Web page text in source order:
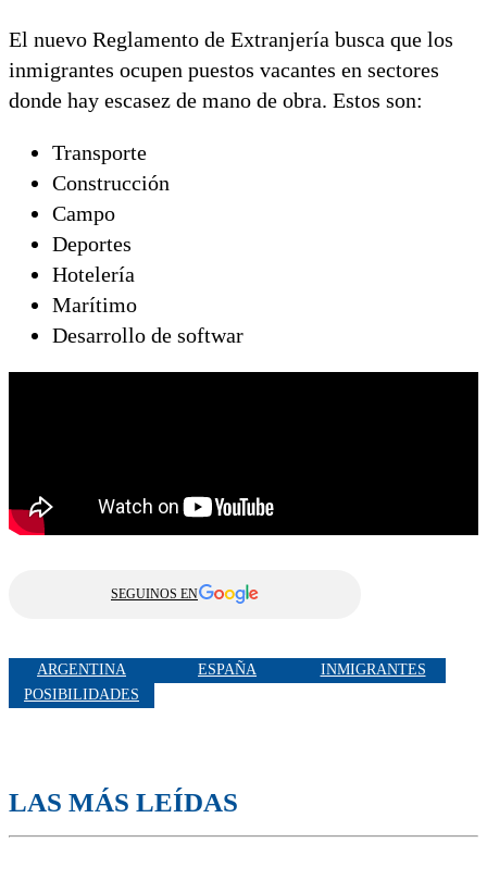
El nuevo Reglamento de Extranjería busca que los
inmigrantes ocupen puestos vacantes en sectores
donde hay escasez de mano de obra. Estos son:
Transporte
Construcción
Campo
Deportes
Hotelería
Marítimo
Desarrollo de softwar
SEGUINOS EN
ARGENTINA ESPAÑA
INMIGRANTES
POSIBILIDADES
LAS MÁS LEÍDAS